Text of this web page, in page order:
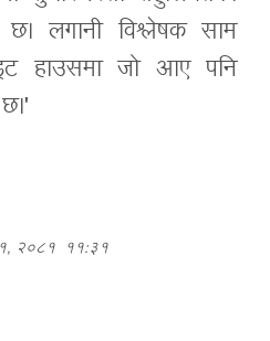
लगानी विश्लेषक साम
हाउसमा जो आए पनि
२०८१ ११:३१